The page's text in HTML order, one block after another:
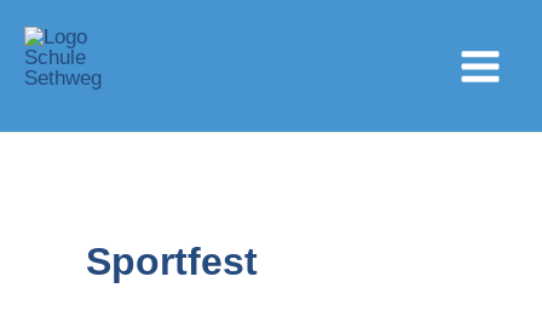
Inhalt
springen
Sportfest